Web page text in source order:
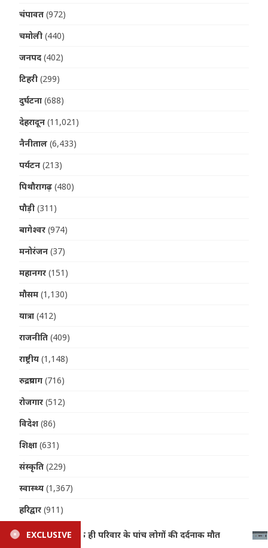
चंपावत (972)
चमोली (440)
जनपद (402)
टिहरी (299)
दुर्घटना (688)
देहरादून (11,021)
नैनीताल (6,433)
पर्यटन (213)
पिथौरागढ़ (480)
पौड़ी (311)
बागेश्वर (974)
मनोरंजन (37)
महानगर (151)
मौसम (1,130)
यात्रा (412)
राजनीति (409)
राष्ट्रीय (1,148)
रुद्रप्रयाग (716)
रोजगार (512)
विदेश (86)
शिक्षा (631)
संस्कृति (229)
स्वास्थ्य (1,367)
हरिद्वार (911)
EXCLUSIVEHaldwani News: गौला नदी में डूबने से 15 वर्षीय किशोर की